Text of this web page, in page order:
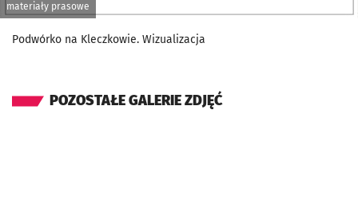
materiały prasowe
Podwórko na Kleczkowie. Wizualizacja
POZOSTAŁE GALERIE ZDJĘĆ